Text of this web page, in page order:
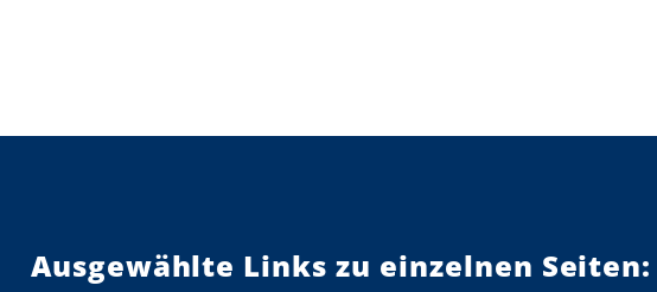
Ausgewählte Links zu einzelnen Seiten: